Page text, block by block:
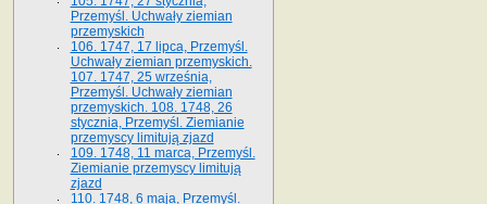
Przemyśl. Uchwały ziemian
przemyskich
106. 1747, 17 lipca, Przemyśl.
Uchwały ziemian przemyskich.
107. 1747, 25 września,
Przemyśl. Uchwały ziemian
przemyskich. 108. 1748, 26
stycznia, Przemyśl. Ziemianie
przemyscy limitują zjazd
109. 1748, 11 marca, Przemyśl.
Ziemianie przemyscy limitują
zjazd
110. 1748, 6 maja, Przemyśl.